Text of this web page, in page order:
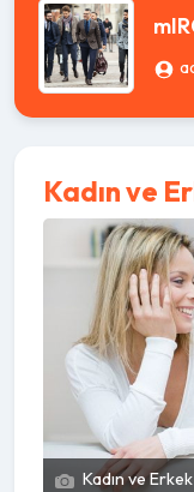
Kadın ve
Kadın ve